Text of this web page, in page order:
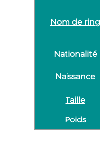
Nom de ring
Nationalité
Naissance
Taille
Poids